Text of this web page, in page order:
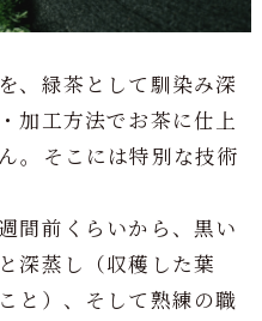
、緑茶として馴染み深
加工方法でお茶に仕上
。そこには特別な技術
間前くらいから、黒い
深蒸し（収穫した葉
と）、そして熟練の職